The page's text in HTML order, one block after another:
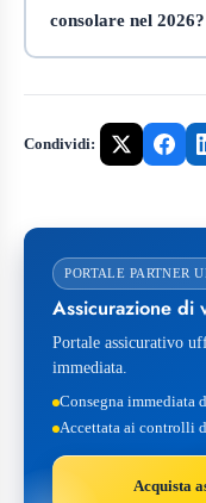
consolare nel 2026?
Condividi:
PORTALE PARTNER
Assicurazione di
Portale assicurativo
immediata.
Consegna immediata
Accettata ai controlli
Acquista